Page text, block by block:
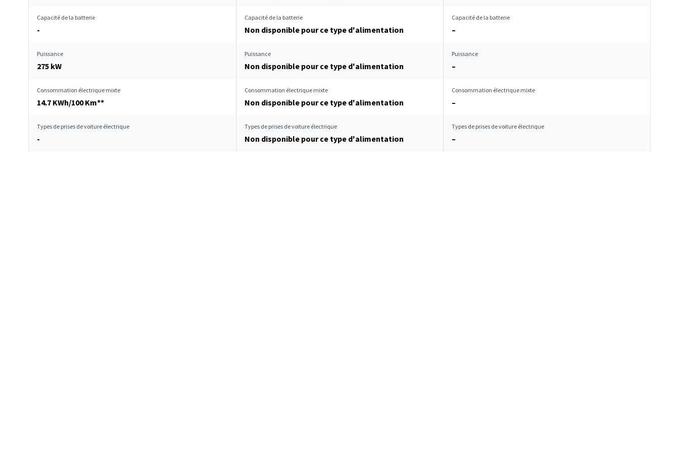
Capacité de la batterie
-
Capacité de la batterie
Non disponible pour ce type d'alimentation
Capacité de la batterie
–
Puissance
275 kW
Puissance
Non disponible pour ce type d'alimentation
Puissance
–
Consommation électrique mixte
14.7 KWh/100 Km**
Consommation électrique mixte
Non disponible pour ce type d'alimentation
Consommation électrique mixte
–
Types de prises de voiture électrique
-
Types de prises de voiture électrique
Non disponible pour ce type d'alimentation
Types de prises de voiture électrique
–